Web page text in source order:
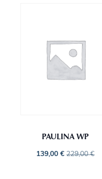
PAULINA WP
139,00€ 229,00€